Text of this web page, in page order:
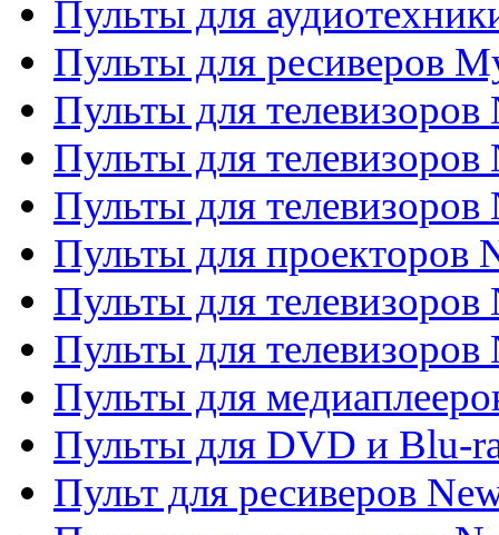
Пульты для
Пульты для ресиверов
Пульты для телевизоров
Пульты для телевизоров
Пульты для телевизоров
Пульты для проекторов
Пульты для телевизоров
Пульты для телевизоров
Пульты для
Пульты для DVD и Blu-
Пульт для ресиверов